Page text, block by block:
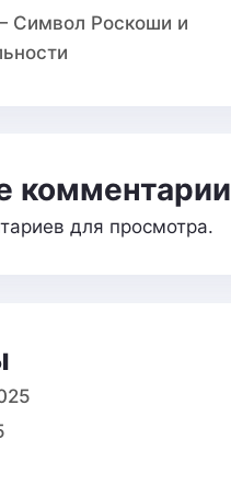
Символ Роскоши и
комментарии
для просмотра.